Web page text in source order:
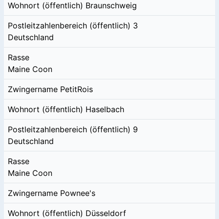
Wohnort (öffentlich) Braunschweig
Postleitzahlenbereich (öffentlich) 3
Deutschland
Rasse
Maine Coon
Zwingername PetitRois
Wohnort (öffentlich) Haselbach
Postleitzahlenbereich (öffentlich) 9
Deutschland
Rasse
Maine Coon
Zwingername Pownee's
Wohnort (öffentlich) Düsseldorf